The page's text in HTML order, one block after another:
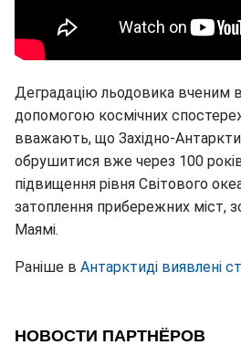
Деградацію льодовика вченим
допомогою космічних
вважають, що Західно-
обрушитися вже через 100
підвищення рівня Світового
затоплення прибережних міст,
Маямі.
Раніше в Антарктиді виявлені